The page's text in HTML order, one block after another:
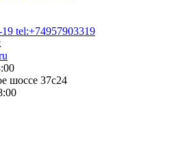
19 tel:+74957903319
шоссе 37с24